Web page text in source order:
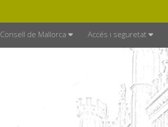
Consell de Mallorca Accés i seguretat